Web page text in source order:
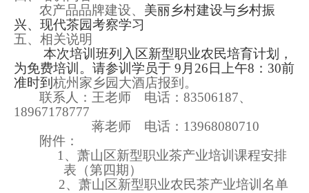
农产品品牌建设、 美丽乡村建设与乡村振
兴、现代茶园考察学习
五、相关说明
本次培训班列入区新型职业农民培育计划，
为免费培训。请参训学员于 9月 26 日上午8 ： 30前
准时到 杭州家乡园大酒店报到。
联系人：王老师 电话：83506187、
18967178777
蒋老师 电话： 13968080710
附件：
1、 萧山区新型职业茶产业培训课程安排
表（第四期）
2、萧山区新型职业农民茶产业培训名单